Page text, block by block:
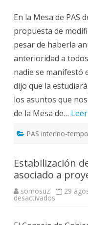
normativa
de
lista
de
espera
En la Mesa de PAS
propuesta de
pesar de haberla
anterioridad a
nadie se manifestó
dijo que la
los asuntos que
de la Mesa de…
PAS interino-
Estabilización
asociado a
somosuz 29
desactivadosen